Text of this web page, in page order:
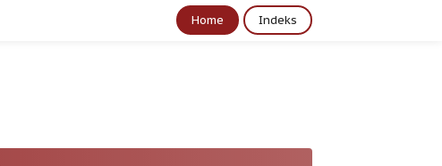
Home Indeks